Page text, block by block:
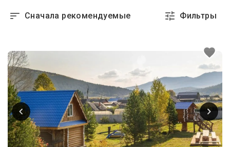
Сначала рекомендуемые Фильтры